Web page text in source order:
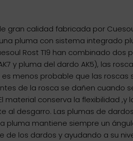
gran calidad fabricada por
pluma con sistema integrado
Rost T19 han combinado dos
y pluma del dardo AK5), las
menos probable que las roscas
de la rosca se dañen cuando
material conserva la flexibilidad ,y
al desgarro. Las plumas de
pluma mantiene siempre un
de los dardos y ayudando a su